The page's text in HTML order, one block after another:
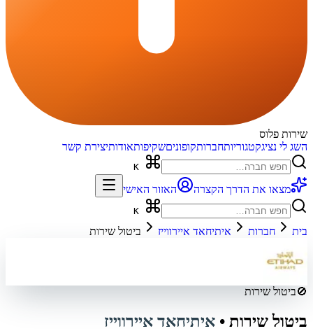
שירות פלוס
השג לי נציגקטגוריותחברותקופוניםשקיפותאודותיצירת קשר
מצאו את הדרך הקצרה האזור האישי
בית חברות איתיחאד איירווייז ביטול שירות
🚫ביטול שירות
ביטול שירות • איתיחאד איירווייז